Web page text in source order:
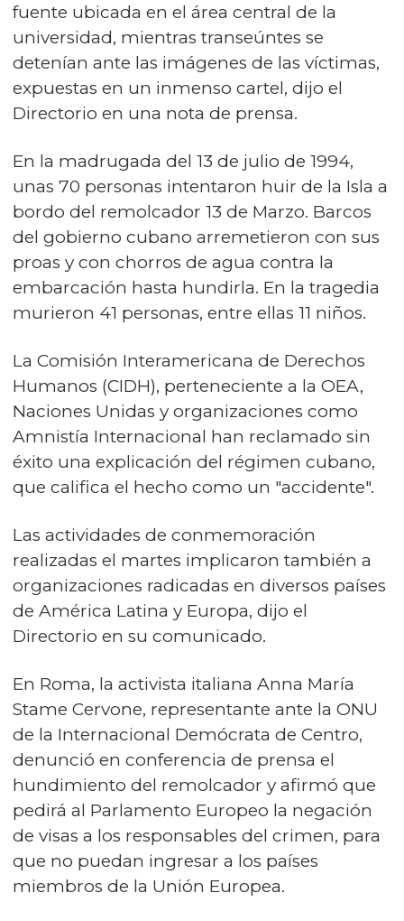
fuente ubicada en el área central de la
universidad, mientras transeúntes se
detenían ante las imágenes de las víctimas,
expuestas en un inmenso cartel, dijo el
Directorio en una nota de prensa.
En la madrugada del 13 de julio de 1994,
unas 70 personas intentaron huir de la Isla a
bordo del remolcador 13 de Marzo. Barcos
del gobierno cubano arremetieron con sus
proas y con chorros de agua contra la
embarcación hasta hundirla. En la tragedia
murieron 41 personas, entre ellas 11 niños.
La Comisión Interamericana de Derechos
Humanos (CIDH), perteneciente a la OEA,
Naciones Unidas y organizaciones como
Amnistía Internacional han reclamado sin
éxito una explicación del régimen cubano,
que califica el hecho como un "accidente".
Las actividades de conmemoración
realizadas el martes implicaron también a
organizaciones radicadas en diversos países
de América Latina y Europa, dijo el
Directorio en su comunicado.
En Roma, la activista italiana Anna María
Stame Cervone, representante ante la ONU
de la Internacional Demócrata de Centro,
denunció en conferencia de prensa el
hundimiento del remolcador y afirmó que
pedirá al Parlamento Europeo la negación
de visas a los responsables del crimen, para
que no puedan ingresar a los países
miembros de la Unión Europea.